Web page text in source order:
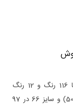
با 116 رنگ و 12 رنگ
)
و سایز 66 در 97